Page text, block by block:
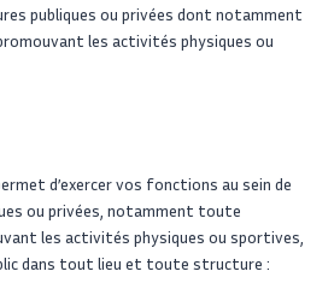
publiques ou privées dont notamment
les activités physiques ou
d’exercer vos fonctions au sein de
ou privées, notamment toute
les activités physiques ou sportives,
dans tout lieu et toute structure :